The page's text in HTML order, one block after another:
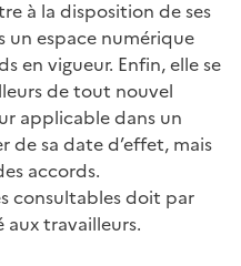
à la disposition de ses
espace numérique
en vigueur. Enfin, elle se
de tout nouvel
applicable dans un
de sa date d’effet, mais
accords.
consultables doit par
travailleurs.